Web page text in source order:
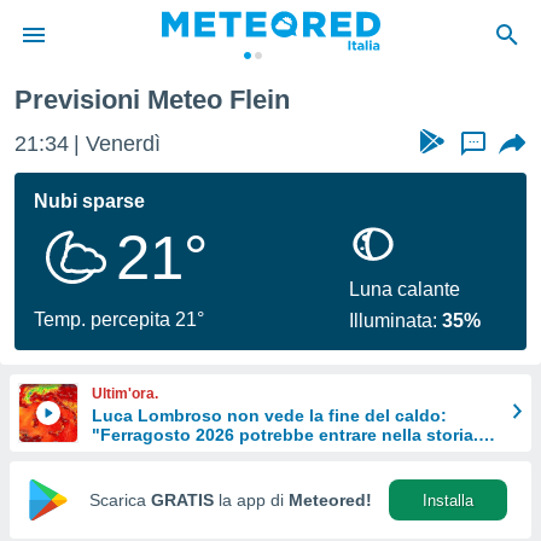
di
per
le
di
Web
Previsioni Meteo Flein
21:34 Venerdì ...
Nubi sparse
21°
Temp. percepita 21°
Luna calante
Illuminata:35%
Ultim'ora.
Luca Lombroso non vede la fine del caldo:
"Ferragosto 2026 potrebbe entrare nella storia.
Scarica GRATIS la app di Meteored! Installa